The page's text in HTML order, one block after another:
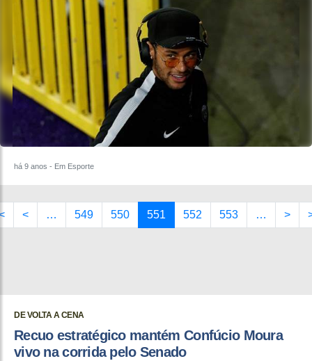
há 9 anos - Em Esporte
< … 549 550 551 552 553 … >
DE VOLTA A CENA
Recuo estratégico mantém Confúcio Moura
vivo na corrida pelo Senado